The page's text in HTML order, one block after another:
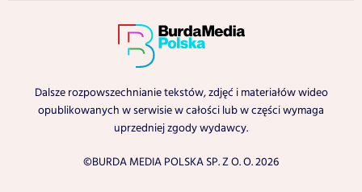
Dalsze rozpowszechnianie tekstów, zdjęć i materiałów wideo
opublikowanych w serwisie w całości lub w części wymaga
uprzedniej zgody wydawcy.
©BURDA MEDIA POLSKA SP. Z O. O. 2026